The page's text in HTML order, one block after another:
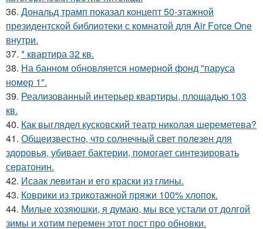
36. Дональд трамп показал концепт 50-этажной
президентской библиотеки с комнатой для Air Force One
внутри.
37. * квартира 32 кв.
38. На банном обновляется номерной фонд "паруса
номер 1".
39. Реализованный интерьер квартиры, площадью 103
кв.
40. Как выглядел кусковский театр николая шереметева?
41. Общеизвестно, что солнечный свет полезен для
здоровья, убивает бактерии, помогает синтезировать
сератонин.
42. Исаак левитан и его краски из глины.
43. Коврики из трикотажной пряжи 100% хлопок.
44. Милые хозяюшки, я думаю, мы все устали от долгой
зимы и хотим перемен этот пост про обновки.